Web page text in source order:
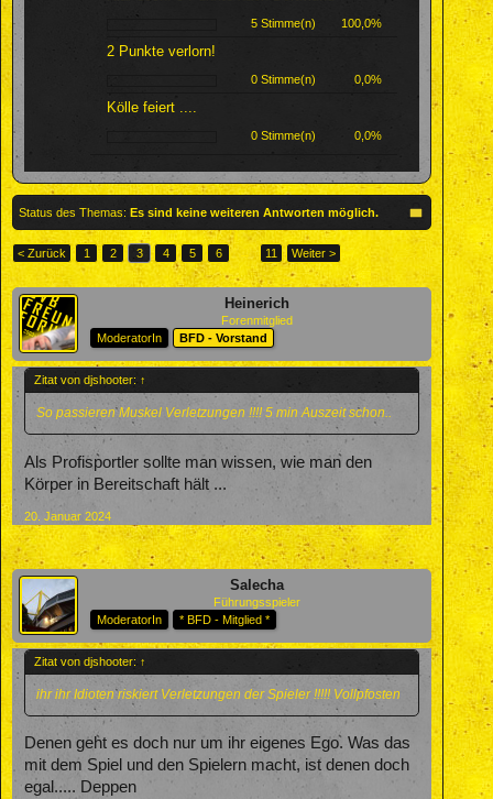
5 Stimme(n) 100,0%
2 Punkte verlorn!
0 Stimme(n) 0,0%
Kölle feiert ....
0 Stimme(n) 0,0%
Status des Themas: Es sind keine weiteren Antworten möglich.
< Zurück 1 2 3 4 5 6 → 11 Weiter >
Heinerich
Forenmitglied
ModeratorIn
BFD - Vorstand
Zitat von djshooter: ↑
So passieren Muskel Verletzungen !!!! 5 min Auszeit schon..
Als Profisportler sollte man wissen, wie man den
Körper in Bereitschaft hält ...
20. Januar 2024
Salecha
Führungsspieler
ModeratorIn
* BFD - Mitglied *
Zitat von djshooter: ↑
ihr ihr Idioten riskiert Verletzungen der Spieler !!!!! Vollpfosten
Denen geht es doch nur um ihr eigenes Ego. Was das
mit dem Spiel und den Spielern macht, ist denen doch
egal..... Deppen